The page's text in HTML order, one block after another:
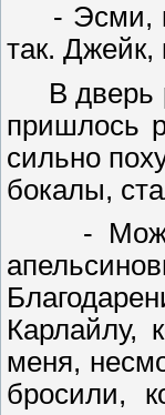
- Эсми,
так.
В дверь
пришлось
сильно
бокалы,
- Можно
Карлайлу,
меня,
бросили,